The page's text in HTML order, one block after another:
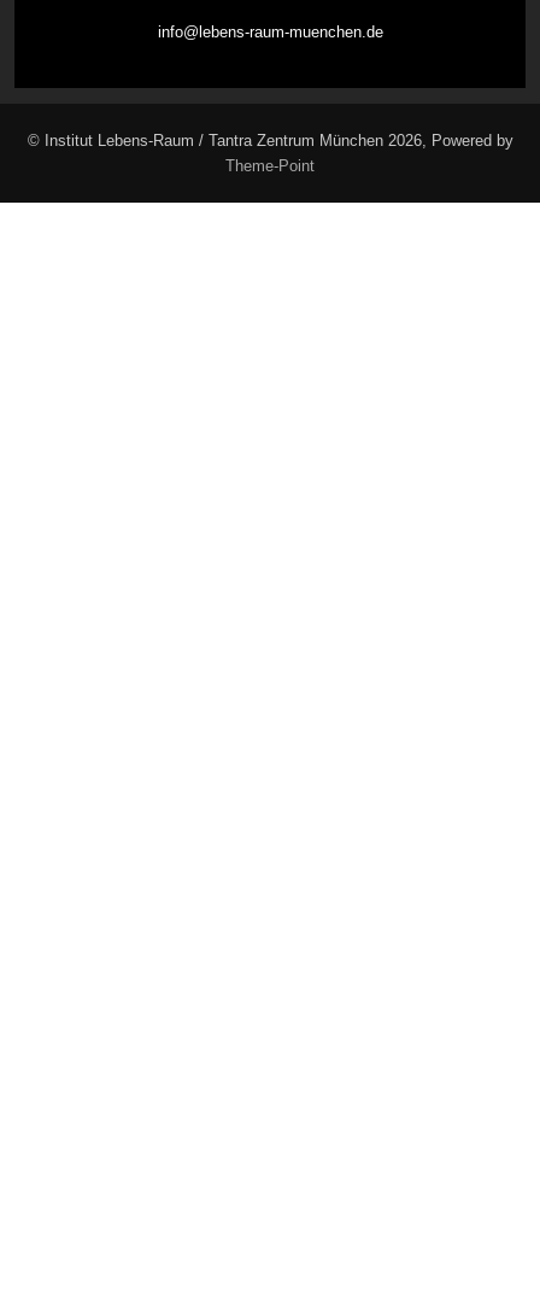
info@lebens-raum-muenchen.de
© Institut Lebens-Raum / Tantra Zentrum München 2026, Powered by
Theme-Point